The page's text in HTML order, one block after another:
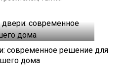
современное решение для
дома